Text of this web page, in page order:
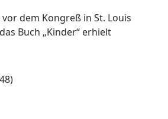
dem Kongreß in St. Louis
Buch „Kinder“ erhielt